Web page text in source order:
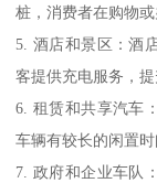
桩，消费者在购物
5. 酒店和景区：酒
客提供充电服务，提
6. 租赁和共享汽车
车辆有较长的闲置
7. 政府和企业车队